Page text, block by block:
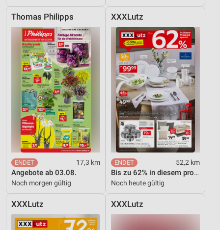
Thomas Philipps
17,3 km
Angebote ab 03.08.
Noch morgen gültig
XXXLutz
52,2 km
Bis zu 62% in diesem prospekt
Noch heute gültig
XXXLutz XXXLutz